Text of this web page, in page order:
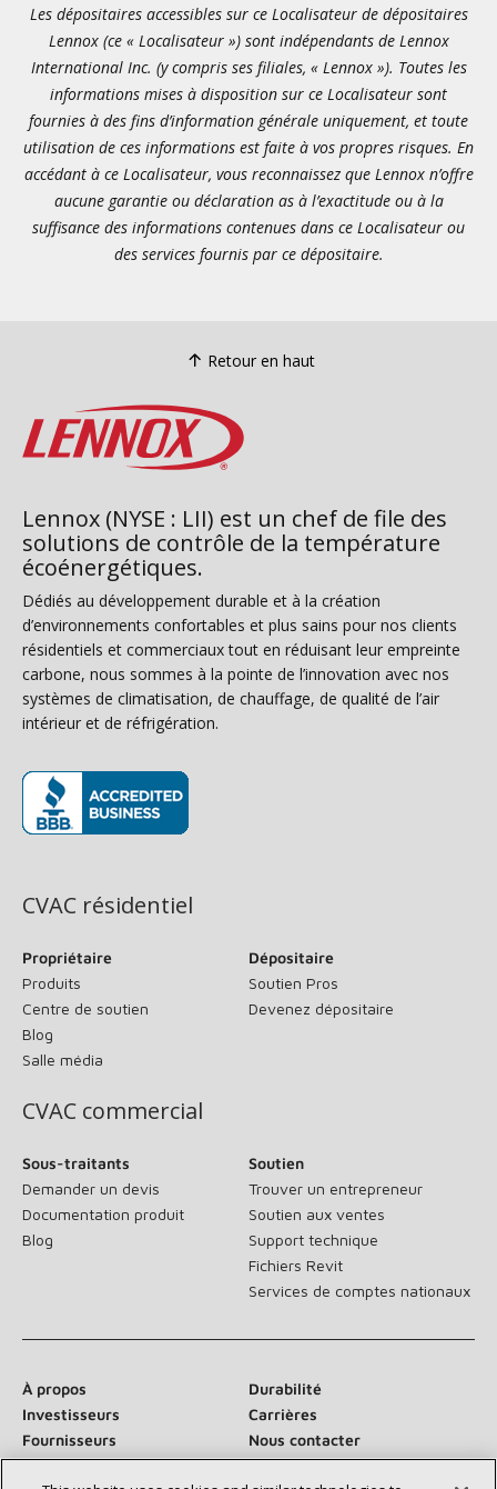
Les dépositaires accessibles sur ce Localisateur de dépositaires
Lennox (ce « Localisateur ») sont indépendants de Lennox
International Inc. (y compris ses filiales, « Lennox »). Toutes les
informations mises à disposition sur ce Localisateur sont
fournies à des fins d’information générale uniquement, et toute
utilisation de ces informations est faite à vos propres risques. En
accédant à ce Localisateur, vous reconnaissez que Lennox n’offre
aucune garantie ou déclaration as à l’exactitude ou à la
suffisance des informations contenues dans ce Localisateur ou
des services fournis par ce dépositaire.
Retour en haut
Lennox (NYSE : LII) est un chef de file des
solutions de contrôle de la température
écoénergétiques.
Dédiés au développement durable et à la création
d’environnements confortables et plus sains pour nos clients
résidentiels et commerciaux tout en réduisant leur empreinte
carbone, nous sommes à la pointe de l’innovation avec nos
systèmes de climatisation, de chauffage, de qualité de l’air
intérieur et de réfrigération.
CVAC résidentiel
Propriétaire
Produits
Centre de soutien
Blog
Salle média
Dépositaire
Soutien Pros
Devenez dépositaire
CVAC commercial
Sous-traitants
Demander un devis
Documentation produit
Blog
Soutien
Trouver un entrepreneur
Soutien aux ventes
Support technique
Fichiers Revit
Services de comptes nationaux
À propos
Durabilité
Investisseurs
Carrières
Fournisseurs
Nous contacter
Salle de presse